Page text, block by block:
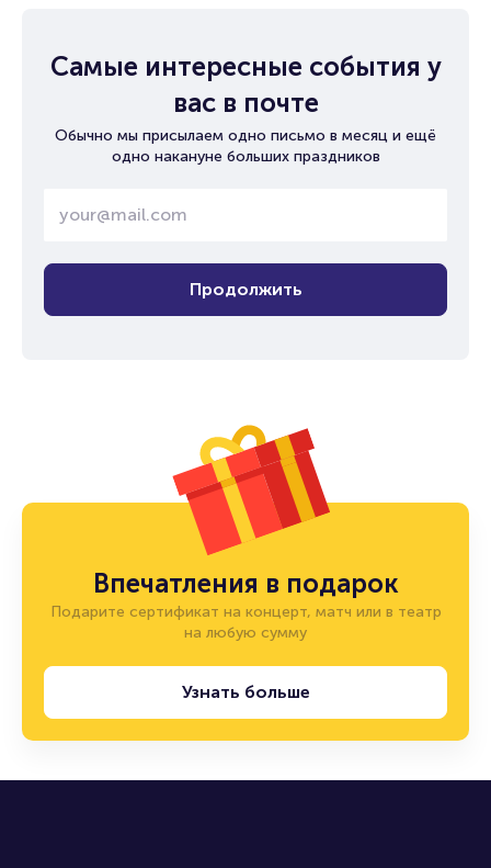
Самые интересные события у
вас в почте
Обычно мы присылаем одно письмо в месяц и ещё
одно накануне больших праздников
Продолжить
Впечатления в подарок
Подарите сертификат на концерт, матч или в театр
на любую сумму
Узнать больше